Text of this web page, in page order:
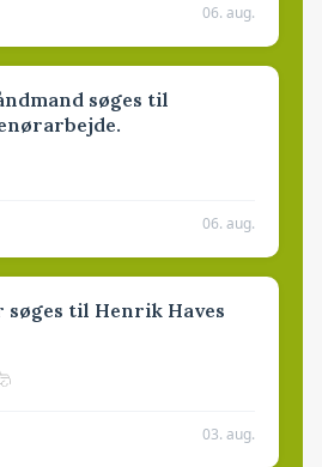
06. aug.
søges til
06. aug.
til Henrik Haves
03. aug.